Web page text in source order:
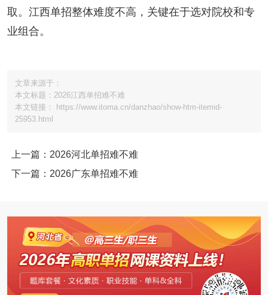
取。江西单招整体难度不高，关键在于选对院校和专
业组合。
文章来源于：
本文标题：2026江西单招难不难
本文链接： https://www.itoma.cn/danzhao/show-htm-itemid-
25953.html
上一篇：2026河北单招难不难
下一篇：2026广东单招难不难